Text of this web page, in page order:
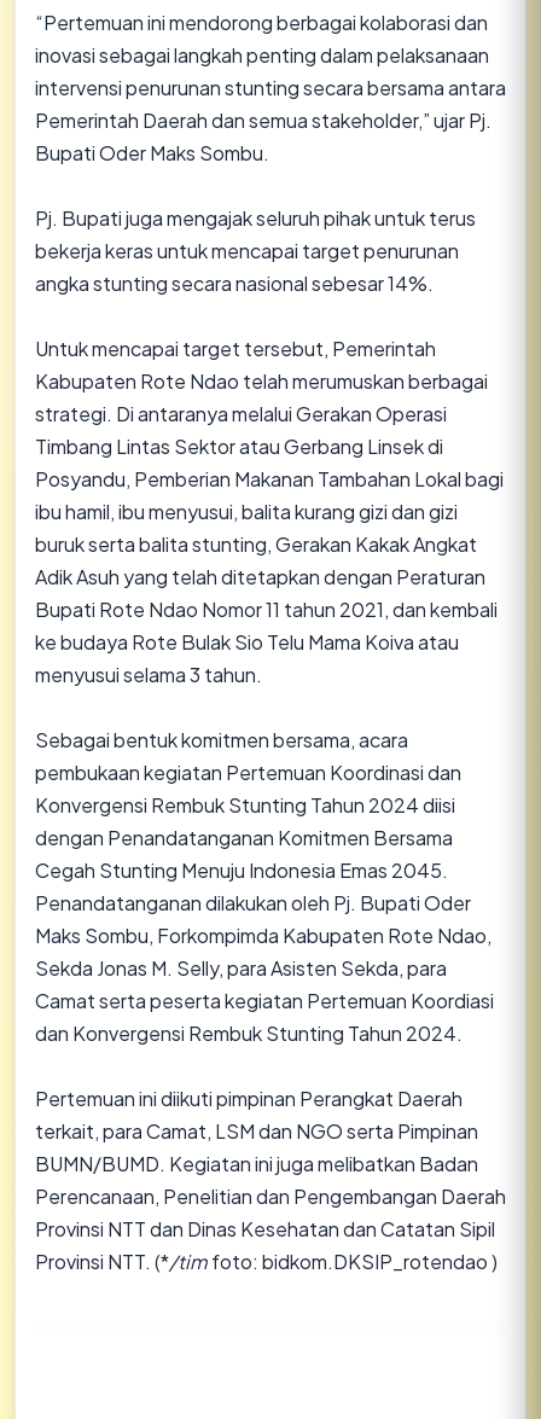
“Pertemuan ini mendorong berbagai kolaborasi dan
inovasi sebagai langkah penting dalam pelaksanaan
intervensi penurunan stunting secara bersama antara
Pemerintah Daerah dan semua stakeholder,” ujar Pj.
Bupati Oder Maks Sombu.
Pj. Bupati juga mengajak seluruh pihak untuk terus
bekerja keras untuk mencapai target penurunan
angka stunting secara nasional sebesar 14%.
Untuk mencapai target tersebut, Pemerintah
Kabupaten Rote Ndao telah merumuskan berbagai
strategi. Di antaranya melalui Gerakan Operasi
Timbang Lintas Sektor atau Gerbang Linsek di
Posyandu, Pemberian Makanan Tambahan Lokal bagi
ibu hamil, ibu menyusui, balita kurang gizi dan gizi
buruk serta balita stunting, Gerakan Kakak Angkat
Adik Asuh yang telah ditetapkan dengan Peraturan
Bupati Rote Ndao Nomor 11 tahun 2021, dan kembali
ke budaya Rote Bulak Sio Telu Mama Koiva atau
menyusui selama 3 tahun.
Sebagai bentuk komitmen bersama, acara
pembukaan kegiatan Pertemuan Koordinasi dan
Konvergensi Rembuk Stunting Tahun 2024 diisi
dengan Penandatanganan Komitmen Bersama
Cegah Stunting Menuju Indonesia Emas 2045.
Penandatanganan dilakukan oleh Pj. Bupati Oder
Maks Sombu, Forkompimda Kabupaten Rote Ndao,
Sekda Jonas M. Selly, para Asisten Sekda, para
Camat serta peserta kegiatan Pertemuan Koordiasi
dan Konvergensi Rembuk Stunting Tahun 2024.
Pertemuan ini diikuti pimpinan Perangkat Daerah
terkait, para Camat, LSM dan NGO serta Pimpinan
BUMN/BUMD. Kegiatan ini juga melibatkan Badan
Perencanaan, Penelitian dan Pengembangan Daerah
Provinsi NTT dan Dinas Kesehatan dan Catatan Sipil
Provinsi NTT. (*/timfoto: bidkom.DKSIP_rotendao )